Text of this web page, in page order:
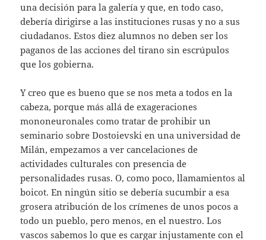
una decisión para la galería y que, en todo caso,
debería dirigirse a las instituciones rusas y no a sus
ciudadanos. Estos diez alumnos no deben ser los
paganos de las acciones del tirano sin escrúpulos
que los gobierna.
Y creo que es bueno que se nos meta a todos en la
cabeza, porque más allá de exageraciones
mononeuronales como tratar de prohibir un
seminario sobre Dostoievski en una universidad de
Milán, empezamos a ver cancelaciones de
actividades culturales con presencia de
personalidades rusas. O, como poco, llamamientos al
boicot. En ningún sitio se debería sucumbir a esa
grosera atribución de los crímenes de unos pocos a
todo un pueblo, pero menos, en el nuestro. Los
vascos sabemos lo que es cargar injustamente con el